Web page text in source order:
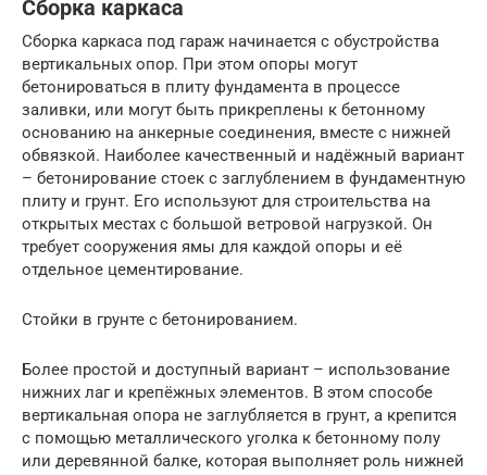
Сборка каркаса
Сборка каркаса под гараж начинается с обустройства
вертикальных опор. При этом опоры могут
бетонироваться в плиту фундамента в процессе
заливки, или могут быть прикреплены к бетонному
основанию на анкерные соединения, вместе с нижней
обвязкой. Наиболее качественный и надёжный вариант
– бетонирование стоек с заглублением в фундаментную
плиту и грунт. Его используют для строительства на
открытых местах с большой ветровой нагрузкой. Он
требует сооружения ямы для каждой опоры и её
отдельное цементирование.
Стойки в грунте с бетонированием.
Более простой и доступный вариант – использование
нижних лаг и крепёжных элементов. В этом способе
вертикальная опора не заглубляется в грунт, а крепится
с помощью металлического уголка к бетонному полу
или деревянной балке, которая выполняет роль нижней